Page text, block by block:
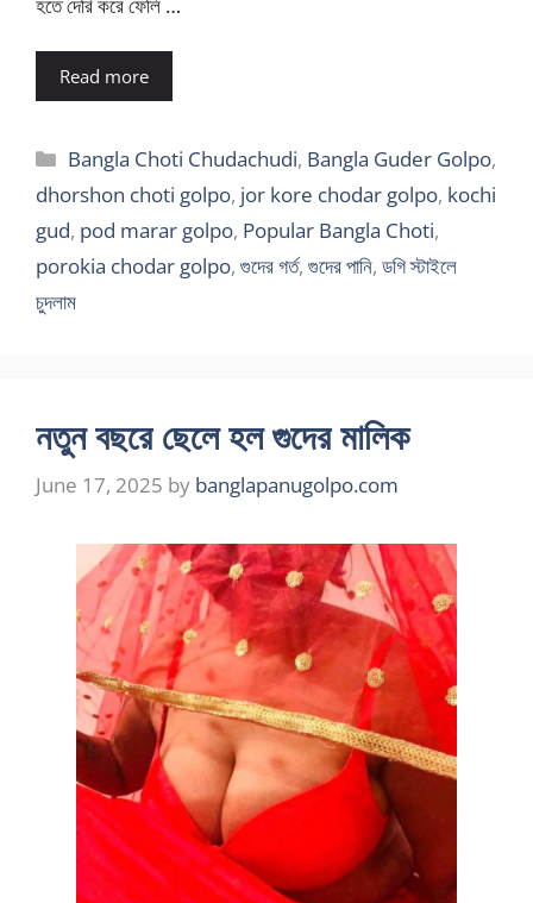
হতে দেরি করে ফেলি …
Read more
Categories
Bangla Choti Chudachudi, Bangla Guder Golpo,
dhorshon choti golpo, jor kore chodar golpo, kochi
gud, pod marar golpo, Popular Bangla Choti,
porokia chodar golpo, গুদের গর্ত, গুদের পানি, ডগি স্টাইলে
চুদলাম
নতুন বছরে ছেলে হল গুদের মালিক
June 17, 2025 by banglapanugolpo.com